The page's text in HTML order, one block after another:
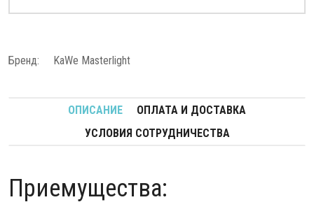
Бренд: KaWe Masterlight
ОПИСАНИЕ
ОПЛАТА И ДОСТАВКА
УСЛОВИЯ СОТРУДНИЧЕСТВА
Приемущества: